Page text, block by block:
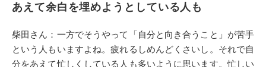
あえて余白を埋めようとしている人も
柴田さん：一方でそうやって「自分と向き合うこと」が苦手
という人もいますよね。疲れるしめんどくさいし。それで自
分をあえて忙しくしている人も多いように思います。忙しい